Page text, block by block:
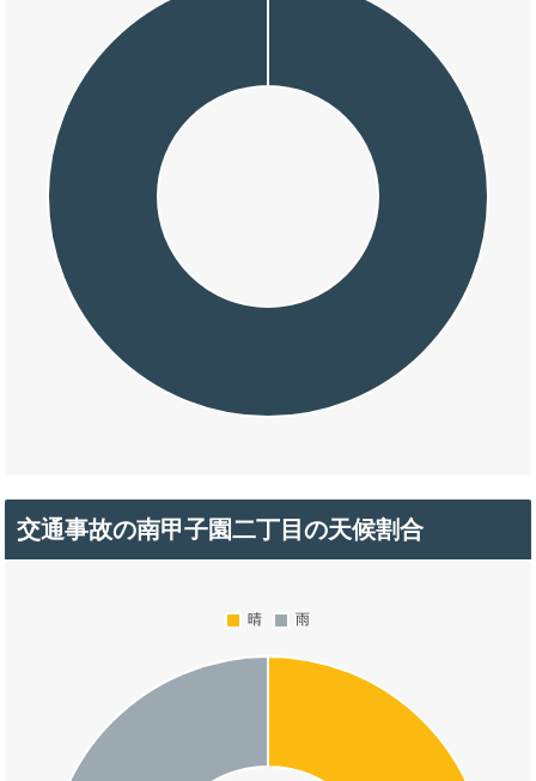
交通事故の南甲子園二丁目の天候割合